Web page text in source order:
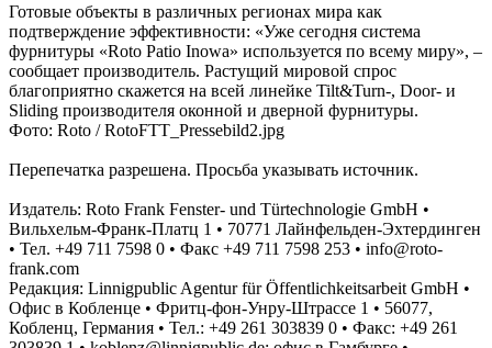
Готовые объекты в различных регионах мира как
подтверждение эффективности: «Уже сегодня система
фурнитуры «Roto Patio Inowa» используется по всему миру», –
сообщает производитель. Растущий мировой спрос
благоприятно скажется на всей линейке Tilt&Turn-, Door- и
Sliding производителя оконной и дверной фурнитуры.
Фото: Roto / RotoFTT_Pressebild2.jpg
Перепечатка разрешена. Просьба указывать источник.
Издатель: Roto Frank Fenster- und Türtechnologie GmbH •
Вильхельм-Франк-Платц 1 • 70771 Лайнфельден-Эхтердинген
• Тел. +49 711 7598 0 • Факс +49 711 7598 253 • info@roto-
frank.com
Редакция: Linnigpublic Agentur für Öffentlichkeitsarbeit GmbH •
Офис в Кобленце • Фритц-фон-Унру-Штрассе 1 • 56077,
Кобленц, Германия • Тел.: +49 261 303839 0 • Факс: +49 261